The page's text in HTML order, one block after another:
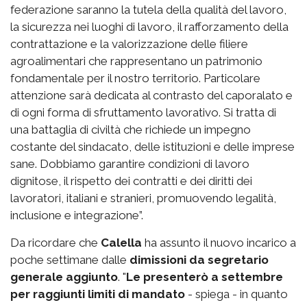
federazione saranno la tutela della qualità del lavoro,
la sicurezza nei luoghi di lavoro, il rafforzamento della
contrattazione e la valorizzazione delle filiere
agroalimentari che rappresentano un patrimonio
fondamentale per il nostro territorio. Particolare
attenzione sarà dedicata al contrasto del caporalato e
di ogni forma di sfruttamento lavorativo. Si tratta di
una battaglia di civiltà che richiede un impegno
costante del sindacato, delle istituzioni e delle imprese
sane. Dobbiamo garantire condizioni di lavoro
dignitose, il rispetto dei contratti e dei diritti dei
lavoratori, italiani e stranieri, promuovendo legalità,
inclusione e integrazione”.
Da ricordare che Calella ha assunto il nuovo incarico a
poche settimane dalle dimissioni da segretario
generale aggiunto. "Le presenterò a settembre
per raggiunti limiti di mandato - spiega - in quanto